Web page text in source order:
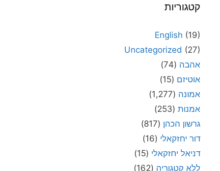
קטגוריות
English (19)
Uncategorized (27)
אהבה (74)
אוטיזם (15)
אמונה (1,277)
אמנות (253)
גרשון הכהן (817)
דור יחזקאלי (16)
דניאל יחזקאלי (15)
ללא קטגוריה (162)